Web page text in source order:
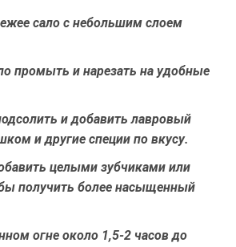
сало с небольшим слоем
промыть и нарезать на удобные
и добавить лавровый
и другие специи по вкусу.
целыми зубчиками или
получить более насыщенный
огне около 1,5-2 часов до